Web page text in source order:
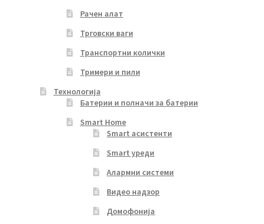
Рачен алат
Трговски ваги
Транспортни колички
Тримери и пили
Технологија
Батерии и полначи за батерии
Smart Home
Smart асистенти
Smart уреди
Алармни системи
Видео надзор
Домофонија